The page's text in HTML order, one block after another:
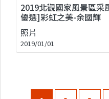
2019北觀國家風景區
優選]彩虹之美-余國輝
照片
2019/01/01